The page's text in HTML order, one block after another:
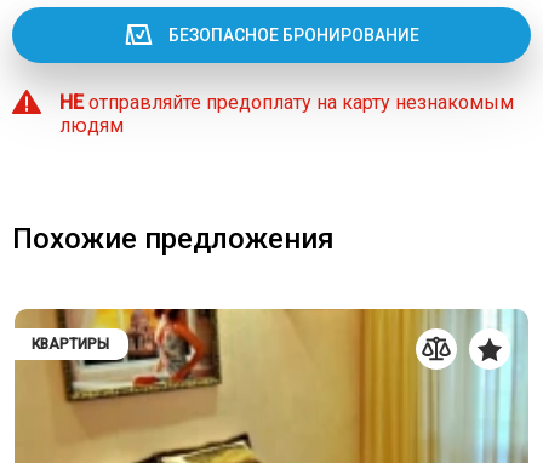
БЕЗОПАСНОЕ БРОНИРОВАНИЕ
НЕотправляйте предоплату на карту незнакомым
людям
Похожие предложения
КВАРТИРЫ